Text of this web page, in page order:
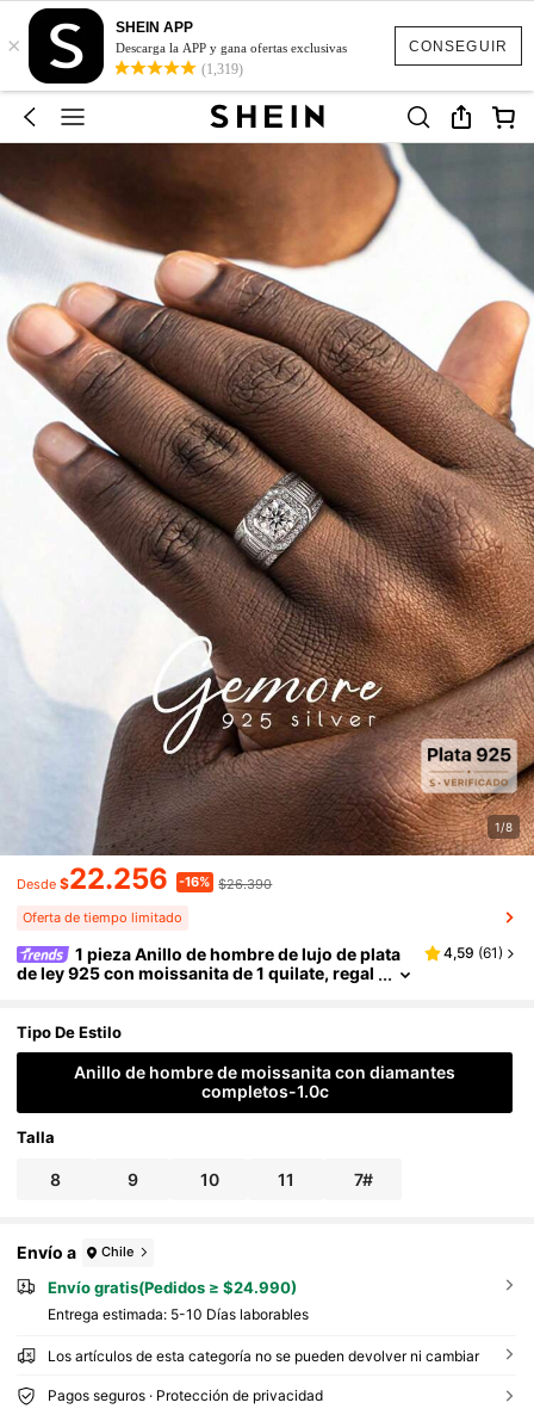
CONSEGUIR
×
SHEIN APP
Descarga la APP y gana ofertas exclusivas
(1,319)
1/8
Desde $22.256 -16% $26.390
Oferta de tiempo limitado
1 pieza Anillo de hombre de lujo de plata
de ley 925 con moissanita de 1 quilate, regal
xquisita
4,59 (61)
Tipo De Estilo
Anillo de hombre de moissanita con diamantes
completos-1.0c
Talla
8 9 10 11 7#
Envío a Chile
Envío gratis(Pedidos ≥ $24.990)
Entrega estimada: 5-10 Días laborables
Los artículos de esta categoría no se pueden devolver ni cambiar
Pagos seguros · Protección de privacidad